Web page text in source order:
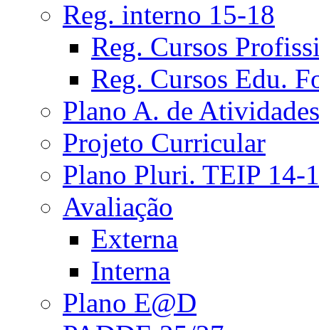
Reg. interno 15-18
Reg. Cursos
Reg. Cursos Edu.
Plano A. de Atividades
Projeto Curricular
Plano Pluri. TEIP 14-
Avaliação
Externa
Interna
Plano E@D